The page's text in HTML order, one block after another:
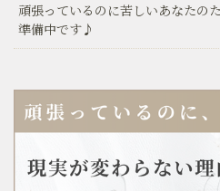
頑張っているのに苦しいあなたの
準備中です♪